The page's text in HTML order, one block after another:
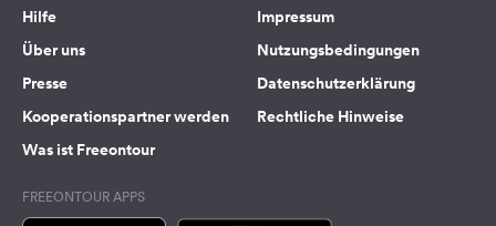
Hilfe
Über uns
Presse
Kooperationspartner werden
Was ist Freeontour
Impressum
Nutzungsbedingungen
Datenschutzerklärung
Rechtliche Hinweise
FREEONTOUR APPS